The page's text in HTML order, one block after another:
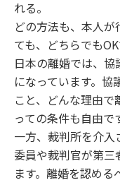
れる。
どの方法も、本人
ても、どちらでもOK
日本の離婚では、
になっています。
こと、どんな理由
っての条件も自由で
一方、裁判所を介
委員や裁判官が第
ます。離婚を認め